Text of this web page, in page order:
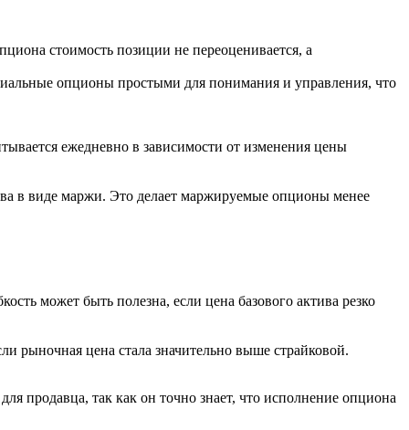
стоимость позиции не переоценивается, а
опционы простыми для понимания и управления, что
ежедневно в зависимости от изменения цены
в виде маржи. Это делает маржируемые опционы менее
может быть полезна, если цена базового актива резко
рыночная цена стала значительно выше страйковой.
продавца, так как он точно знает, что исполнение опциона